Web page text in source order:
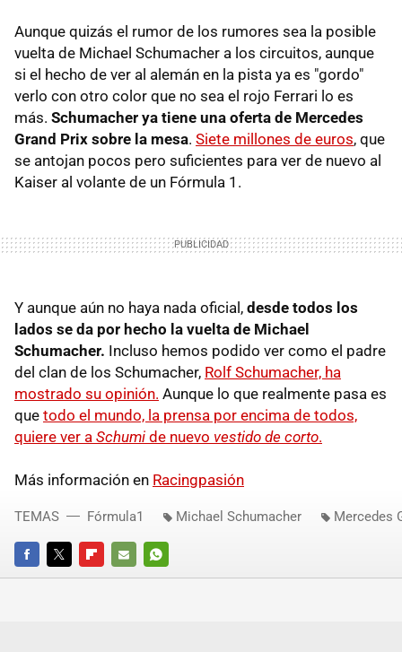
Aunque quizás el rumor de los rumores sea la posible
vuelta de Michael Schumacher a los circuitos, aunque
si el hecho de ver al alemán en la pista ya es "gordo"
verlo con otro color que no sea el rojo Ferrari lo es
más. Schumacher ya tiene una oferta de Mercedes
Grand Prix sobre la mesa. Siete millones de euros, que
se antojan pocos pero suficientes para ver de nuevo al
Kaiser al volante de un Fórmula 1.
Y aunque aún no haya nada oficial, desde todos los
lados se da por hecho la vuelta de Michael
Schumacher. Incluso hemos podido ver como el padre
del clan de los Schumacher, Rolf Schumacher, ha
mostrado su opinión. Aunque lo que realmente pasa es
que todo el mundo, la prensa por encima de todos,
quiere ver a Schumi de nuevo vestido de corto.
Más información en Racingpasión
FACEBOOKTWITTERFLIPBOARD
E-
WHATSAPP
TEMAS Fórmula1 Michael Schumacher Mercedes